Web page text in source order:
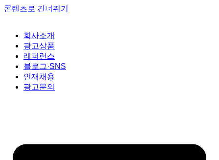
콘텐츠로 건너뛰기
회사소개
광고상품
레퍼런스
블로그·SNS
인재채용
광고문의